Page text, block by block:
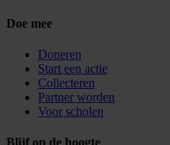
Doe mee
Doneren
Start een actie
Collecteren
Partner worden
Voor scholen
Blijf op de hoogte